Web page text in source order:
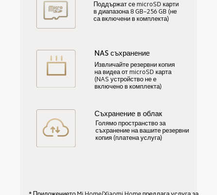
Поддържат се microSD карти
в диапазона 8 GB–256 GB (не
са включени в комплекта)
NAS съхранение
Извличайте резервни копия
на видеа от microSD карта
(NAS устройство не е
включено в комплекта)
Съхранение в облак
Голямо пространство за
съхранение на вашите резервни
копия (платена услуга)